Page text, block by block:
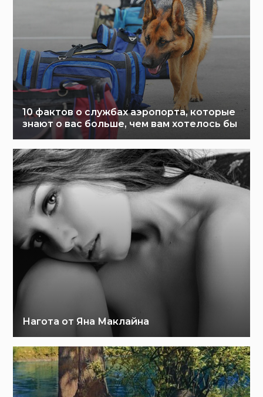
10 фактов о службах аэропорта, которые
знают о вас больше, чем вам хотелось бы
Нагота от Яна Маклайна